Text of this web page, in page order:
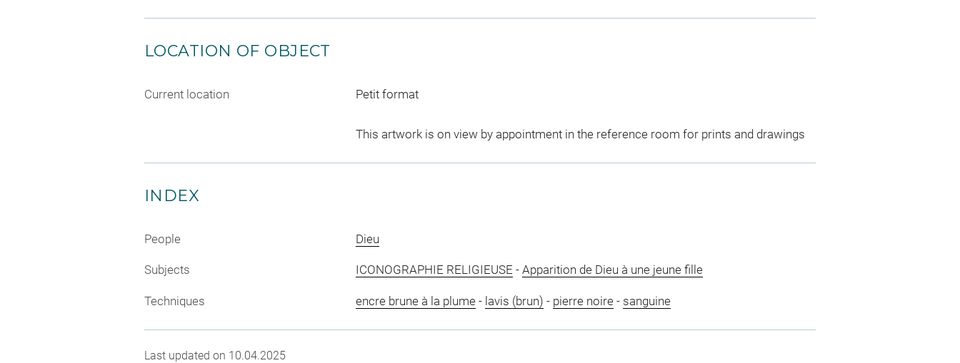
LOCATION OF OBJECT
Current location Petit format
This artwork is on view by appointment in the reference room for prints and drawings
INDEX
People Dieu
Subjects ICONOGRAPHIE RELIGIEUSE - Apparition de Dieu à une jeune fille
Techniques encre brune à la plume- lavis (brun) - pierre noire- sanguine
Last updated on 10.04.2025